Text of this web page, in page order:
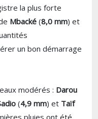
la plus forte
Mbacké (8,0 mm) et
un bon démarrage
modérés : Darou
(4,9 mm) et Taïf